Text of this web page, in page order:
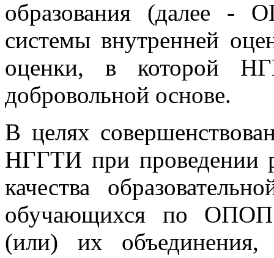
образования (далее -
системы внутренней
оценки, в которой
добровольной основе.
В целях
НГГТИ при проведении
качества
обучающихся по ОПОП
(или) их